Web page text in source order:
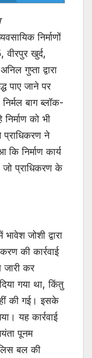
निर्माणों
वीरपुर खुर्द,
गुप्ता द्वारा
पाए जाने पर
बाग ब्लॉक-
को भी
ने
कि निर्माण कार्य
जो प्राधिकरण के
जोशी द्वारा
की कार्रवाई
जारी कर
गया था, किंतु
की गई। इसके
यह कार्रवाई
पूनम
बल की